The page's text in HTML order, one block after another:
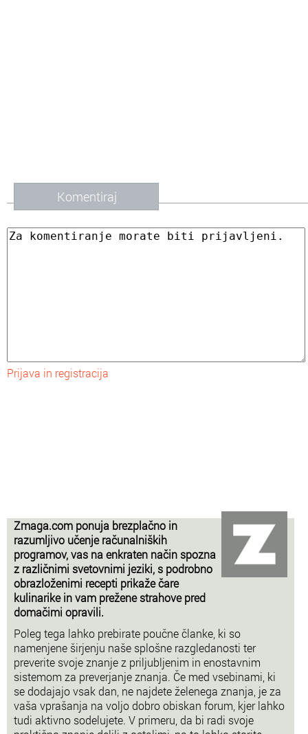
Komentiraj
Prijava in registracija
Zmaga.com ponuja brezplačno in
razumljivo učenje računalniških
programov, vas na enkraten način spozna
z različnimi svetovnimi jeziki, s podrobno
obrazloženimi recepti prikaže čare
kulinarike in vam prežene strahove pred
domačimi opravili.
Poleg tega lahko prebirate poučne članke, ki so
namenjene širjenju naše splošne razgledanosti ter
preverite svoje znanje z priljubljenim in enostavnim
sistemom za preverjanje znanja. Če med vsebinami, ki
se dodajajo vsak dan, ne najdete želenega znanja, je za
vaša vprašanja na voljo dobro obiskan forum, kjer lahko
tudi aktivno sodelujete. V primeru, da bi radi svoje